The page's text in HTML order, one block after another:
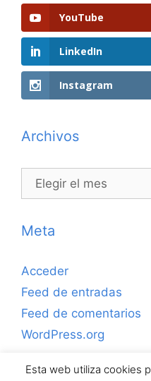
YouTube
LinkedIn
Instagram
Archivos
Archivos
Meta
Acceder
Feed de entradas
Feed de comentarios
WordPress.org
Esta web utiliza cookies